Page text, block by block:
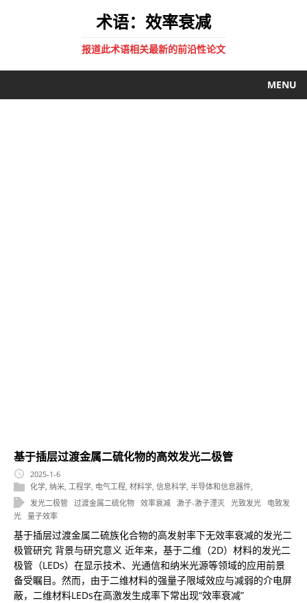
术语：效率衰减
报道此术语相关最新的前沿性论文
MENU
基于插层过渡金属二硫化物的高效发光二极管
2025-1-6
化学, 纳米, 工程学, 电气工程, 材料学, 信息科学, 半导体和信息器件,
发光二极管 过渡金属二硫化物 效率衰减 激子-激子湮灭 光致发光
电致发
光 量子效率
基于插层过渡金属二硫族化合物的高发射率下无效率衰减的发光二
极管研究 背景与研究意义 近年来，基于二维（2D）材料的发光二
极管（LEDs）在显示技术、光通信和纳米光源等领域的应用前景
备受瞩目。然而，由于二维材料的强量子限域效应与减弱的介电屏
蔽，二维材料LEDs在高激发生成率下常出现“效率衰减”